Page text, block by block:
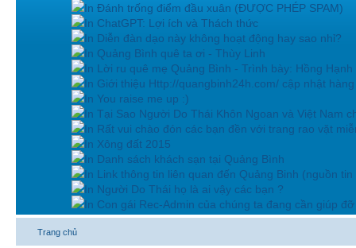
In Đánh trống điểm đầu xuân (ĐƯỢC PHÉP SPAM)
In ChatGPT: Lợi ích và Thách thức
In Diễn đàn dạo này không hoạt động hay sao nhỉ?
In Quảng Bình quê ta ơi - Thùy Linh
In Lời ru quê mẹ Quảng Bình - Trình bày: Hồng Hạnh
In Giới thiệu Http://quangbinh24h.com/ cập nhật
In You raise me up :)
In Tại Sao Người Do Thái Khôn Ngoan và Việt Nam
In Rất vui chào đón các bạn đền với trang rao vặt
In Xông đất 2015
In Danh sách khách sạn tại Quảng Bình
In Link thông tin liên quan đến Quảng Binh (nguồn tin
In Người Do Thái họ là ai vậy các bạn ?
In Con gái Rec-Admin của chúng ta đang cần giúp
Trang chủ